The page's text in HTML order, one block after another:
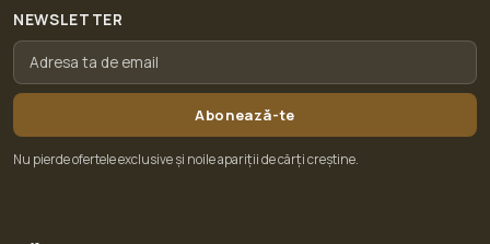
NEWSLETTER
Abonează-te
Nu pierde ofertele exclusive și noile apariții de cărți creștine.